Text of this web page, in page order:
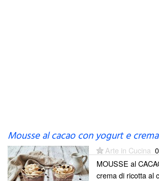
Mousse al cacao con yogurt e
Arte in Cucina
MOUSSE al
crema di ricotta al